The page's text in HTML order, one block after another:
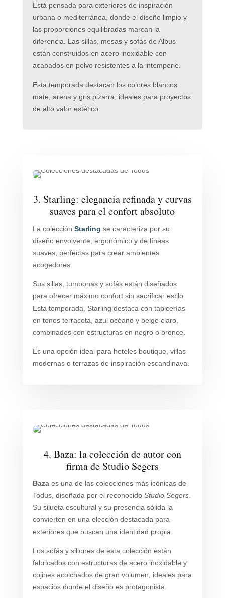
Está pensada para exteriores de inspiración
urbana o mediterránea, donde el diseño limpio y
las proporciones equilibradas marcan la
diferencia. Las sillas, mesas y sofás de Albus
están construidos en acero inoxidable con
acabados en polvo resistentes a la intemperie.
Esta temporada destacan los colores blancos
mate, arena y gris pizarra, ideales para proyectos
de alto valor estético.
3. Starling: elegancia refinada y curvas
suaves para el confort absoluto
La colección Starling se caracteriza por su
diseño envolvente, ergonómico y de líneas
suaves, perfectas para crear ambientes
acogedores.
Sus sillas, tumbonas y sofás están diseñados
para ofrecer máximo confort sin sacrificar estilo.
Esta temporada, Starling destaca con tapicerías
en tonos terracota, azul océano y beige claro,
combinados con estructuras en negro o bronce.
Es una opción ideal para hoteles boutique, villas
modernas o terrazas de inspiración escandinava.
4. Baza: la colección de autor con
firma de Studio Segers
Bazaes una de las colecciones más icónicas de
Todus, diseñada por el reconocido Studio Segers.
Su silueta escultural y su presencia sólida la
convierten en una elección destacada para
exteriores que buscan una identidad propia.
Los sofás y sillones de esta colección están
fabricados con estructuras de acero inoxidable y
cojines acolchados de gran volumen, ideales para
espacios donde el diseño es protagonista.